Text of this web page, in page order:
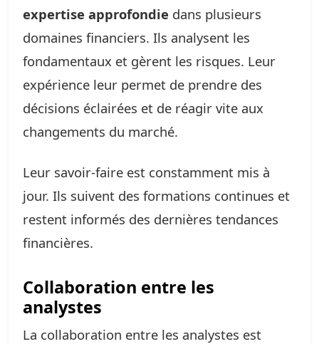
expertise approfondie dans plusieurs
domaines financiers. Ils analysent les
fondamentaux et gèrent les risques. Leur
expérience leur permet de prendre des
décisions éclairées et de réagir vite aux
changements du marché.
Leur savoir-faire est constamment mis à
jour. Ils suivent des formations continues et
restent informés des dernières tendances
financières.
Collaboration entre les
analystes
La collaboration entre les analystes est